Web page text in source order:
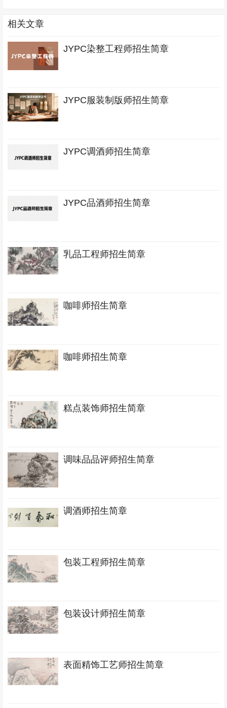
相关文章
JYPC染整工程师招生简章
JYPC服装制版师招生简章
JYPC调酒师招生简章
JYPC品酒师招生简章
乳品工程师招生简章
咖啡师招生简章
咖啡师招生简章
糕点装饰师招生简章
调味品品评师招生简章
调酒师招生简章
包装工程师招生简章
包装设计师招生简章
表面精饰工艺师招生简章